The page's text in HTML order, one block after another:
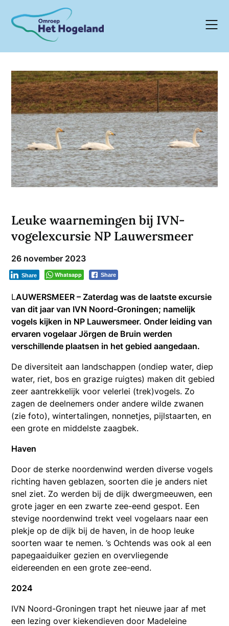
content
Leuke waarnemingen bij IVN-
vogelexcursie NP Lauwersmeer
26 november 2023
Whatsapp Share
Share
LAUWERSMEER – Zaterdag was de laatste excursie
van dit jaar van IVN Noord-Groningen; namelijk
vogels kijken in NP Lauwersmeer. Onder leiding van
ervaren vogelaar Jörgen de Bruin werden
verschillende plaatsen in het gebied aangedaan.
De diversiteit aan landschappen (ondiep water, diep
water, riet, bos en grazige ruigtes) maken dit gebied
zeer aantrekkelijk voor velerlei (trek)vogels. Zo
zagen de deelnemers onder andere wilde zwanen
(zie foto), wintertalingen, nonnetjes, pijlstaarten, en
een grote en middelste zaagbek.
Haven
Door de sterke noordenwind werden diverse vogels
richting haven geblazen, soorten die je anders niet
snel ziet. Zo werden bij de dijk dwergmeeuwen, een
grote jager en een zwarte zee-eend gespot. Een
stevige noordenwind trekt veel vogelaars naar een
plekje op de dijk bij de haven, in de hoop leuke
soorten waar te nemen. ’s Ochtends was ook al een
papegaaiduiker gezien en overvliegende
eidereenden en een grote zee-eend.
2024
IVN Noord-Groningen trapt het nieuwe jaar af met
een lezing over kiekendieven door Madeleine